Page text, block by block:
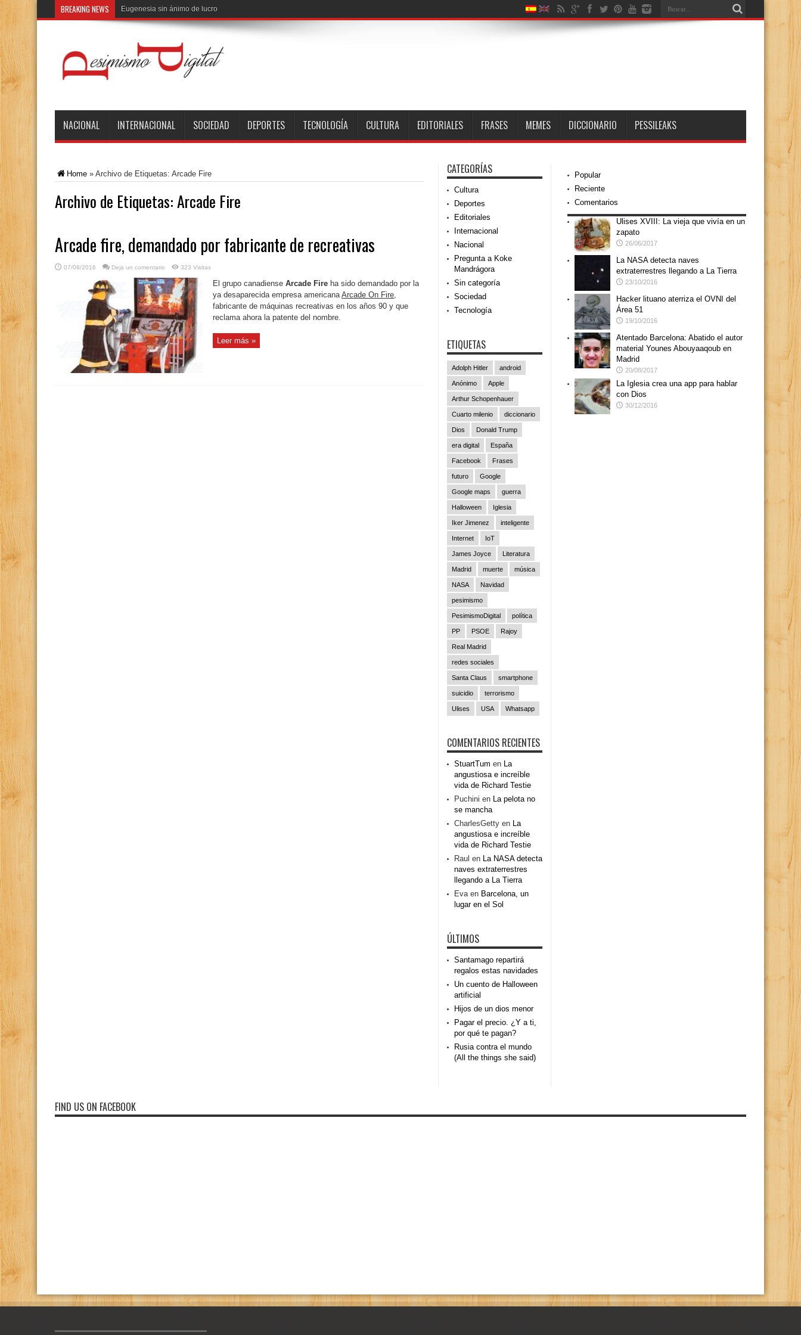
BREAKING NEWS El d
NACIONAL INTERNACIONAL SOCIEDAD DEPORTES TECNOLOGÍA CULTURA EDITORIALES FRASES MEMES DICCIONARIO PESSILEAKS
Home » Archivo de Etiquetas: Arcade Fire
Archivo de Etiquetas:Arcade Fire
Arcade fire, demandado por fabricante de recreativas
07/08/2016 Deja un comentario 323 Visitas
El grupo canadiense Arcade Fire ha sido demandado por la
ya desaparecida empresa americanaArcade On Fire,
fabricante de máquinas recreativas en los años 90 y que
reclama ahora la patente del nombre.
Leer más »
CATEGORÍAS
Cultura
Deportes
Editoriales
Internacional
Nacional
Pregunta a Koke
Mandrágora
Sin categoría
Sociedad
Tecnología
ETIQUETAS
Adolph Hitler android
Anónimo Apple
Arthur Schopenhauer
Cuarto milenio diccionario
Dios Donald Trump
era digital España
Facebook Frases
futuro Google
Google maps guerra
Halloween Iglesia
Iker Jimenez inteligente
Internet IoT
James Joyce Literatura
Madrid muerte música
NASA Navidad
pesimismo
PesimismoDigital política
PP PSOE Rajoy
Real Madrid
redes sociales
Santa Claus smartphone
suicidio terrorismo
Ulises USA Whatsapp
COMENTARIOS RECIENTES
StuartTum en La
angustiosa e increíble
vida de Richard Testie
Puchini en La pelota no
se mancha
CharlesGetty en La
angustiosa e increíble
vida de Richard Testie
Raul en La NASA detecta
naves extraterrestres
llegando a La Tierra
Evaen Barcelona, un
lugar en el Sol
ÚLTIMOS
Santamago repartirá
regalos estas navidades
Un cuento de Halloween
artificial
Hijos de un dios menor
Pagar el precio. ¿Y a ti,
por qué te pagan?
Rusia contra el mundo
(All the things she said)
Popular
Reciente
Comentarios
Ulises XVIII: La vieja que vivía en un
zapato
26/06/2017
La NASA detecta naves
extraterrestres llegando a La Tierra
23/10/2016
Hacker lituano aterriza el OVNI del
Área 51
19/10/2016
Atentado Barcelona: Abatido el autor
material Younes Abouyaaqoub en
Madrid
20/08/2017
La Iglesia crea una app para hablar
con Dios
30/12/2016
FIND US ON FACEBOOK